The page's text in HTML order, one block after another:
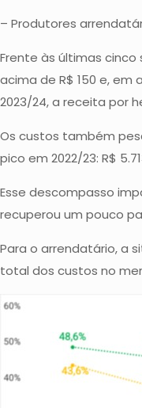
– Produtores
Frente às últimas
acima de R$ 150 e, em
2023/24, a receita por
Os custos também
pico em 2022/23: R$
Esse descompasso
recuperou um pouco
Para o arrendatário, a
total dos custos no